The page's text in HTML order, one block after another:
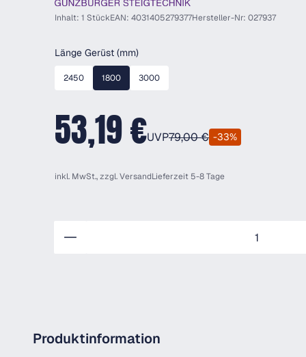
Inhalt: 1 StückEAN: 4031405279377Hersteller-Nr: 027937
Länge Gerüst (mm)auswählen
2450 1800 3000
53,19 €UVP79,00 € -33%
inkl. MwSt., zzgl.VersandLieferzeit 5-8 Tage
Produktinformation